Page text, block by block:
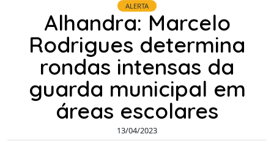
ALERTA
Alhandra: Marcelo
Rodrigues determina
rondas intensas da
guarda municipal em
áreas escolares
13/04/2023